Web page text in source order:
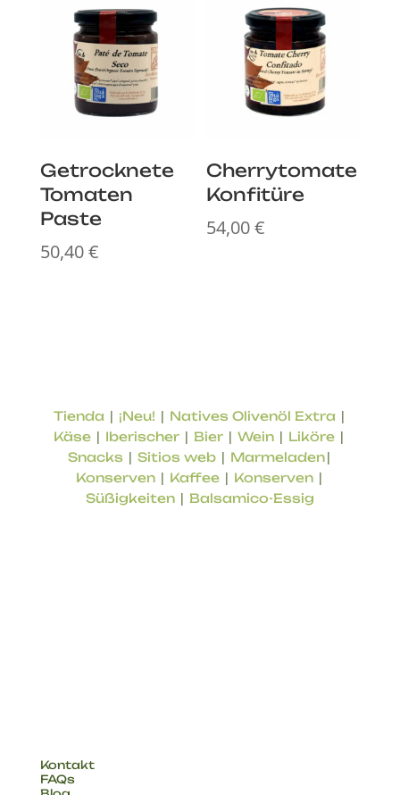
Getrocknete
Tomaten
Paste
50,40€
Cherrytomate
Konfitüre
54,00€
Tienda| ¡Neu! | Natives Olivenöl Extra|
Käse | Iberischer | Bier |Wein | Liköre |
Snacks | Sitios web| Marmeladen|
Konserven| Kaffee| Konserven|
Süßigkeiten| Balsamico-Essig
Kontakt
FAQs